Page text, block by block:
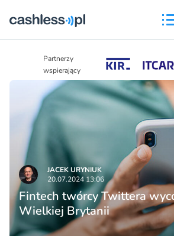
Partnerzy
wspierający
JACEK URYNIUK
20.07.2024 13:06
Fintech twórcy Twittera
Wielkiej Brytanii